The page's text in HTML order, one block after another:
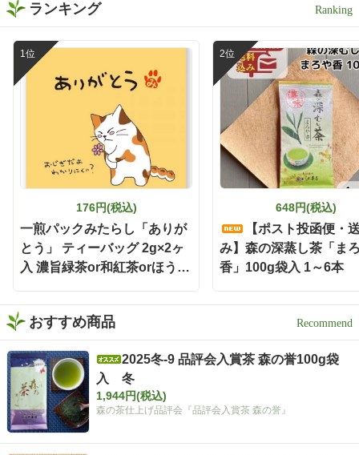
ランキング
176円(税込)
一煎パックみたらし「ありが
とう」 ティーバッグ 2g×2ヶ
入 濃旨緑茶or和紅茶orほうじ
648円(税込)
【ポスト投函便・
み】森の深蒸し茶「ま
香」100g袋入 1～6本
おすすめ商品
2025冬-9 品評会入賞茶 森の誉100g袋
入 冬
1,944円(税込)
森の茶仕上げ品評会『品評会入賞茶 森の誉』